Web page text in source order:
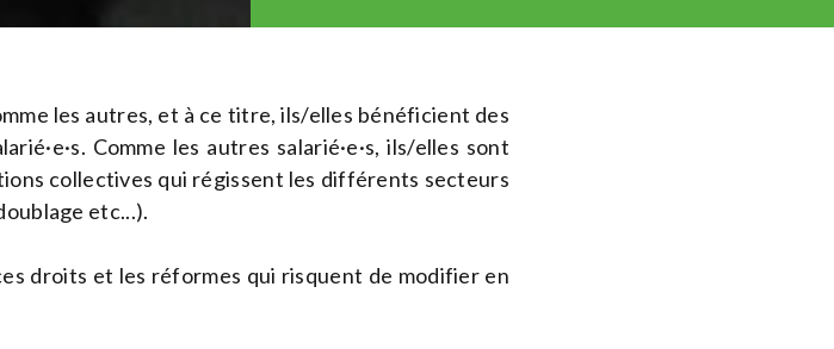
les autres, et à ce titre, ils/elles bénéficient des
Comme les autres salarié·e·s, ils/elles sont
collectives qui régissent les différents secteurs
etc...).
droits et les réformes qui risquent de modifier en